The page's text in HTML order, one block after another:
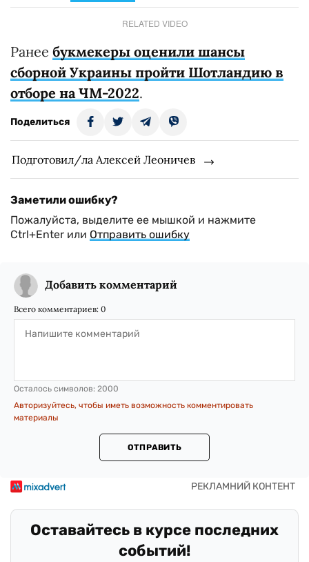
RELATED VIDEO
Ранее букмекеры оценили шансы
сборной Украины пройти Шотландию в
отборе на ЧМ-2022.
Поделиться
Подготовил/ла Алексей Леоничев
Заметили ошибку?
Пожалуйста, выделите ее мышкой и нажмите
Ctrl+Enter или Отправить ошибку
Добавить комментарий
Всего комментариев: 0
Осталось символов: 2000
Авторизуйтесь, чтобы иметь возможность комментировать
материалы
ОТПРАВИТЬ
Оставайтесь в курсе последних
событий!